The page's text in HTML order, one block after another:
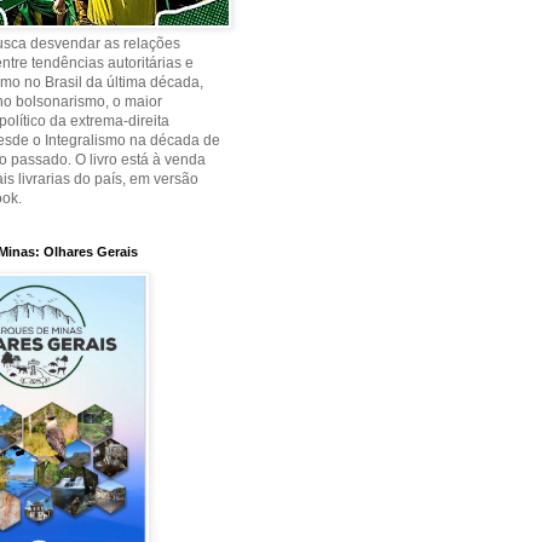
desvendar as relações
tendências autoritárias e
no Brasil da última década,
bolsonarismo, o maior
da extrema-direita
o Integralismo na década de
passado. O livro está à venda
livrarias do país, em versão
Olhares Gerais